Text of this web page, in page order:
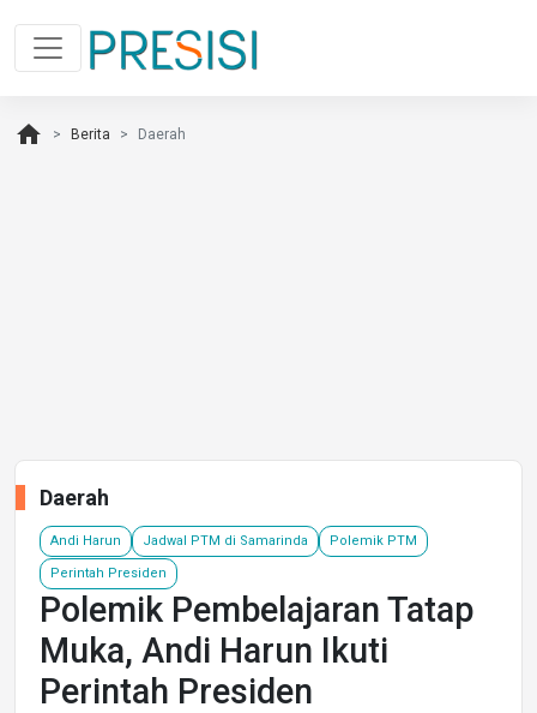
home Berita Daerah
Daerah
Andi Harun Jadwal PTM di Samarinda Polemik PTM
Perintah Presiden
Polemik Pembelajaran Tatap
Muka, Andi Harun Ikuti
Perintah Presiden